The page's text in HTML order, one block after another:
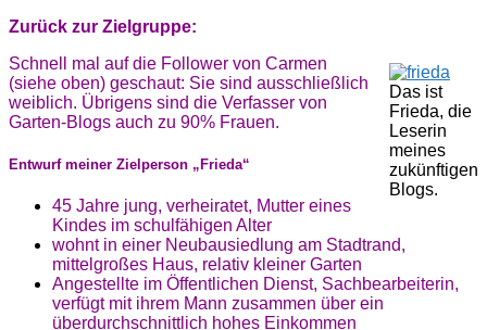
Zurück zur Zielgruppe:
Das ist
Frieda, die
Leserin
meines
zukünftigen
Blogs.
Schnell mal auf die Follower von Carmen
(siehe oben) geschaut: Sie sind ausschließlich
weiblich. Übrigens sind die Verfasser von
Garten-Blogs auch zu 90% Frauen.
Entwurf meiner Zielperson „Frieda“
45 Jahre jung, verheiratet, Mutter eines
Kindes im schulfähigen Alter
wohnt in einer Neubausiedlung am Stadtrand,
mittelgroßes Haus, relativ kleiner Garten
Angestellte im Öffentlichen Dienst, Sachbearbeiterin,
verfügt mit ihrem Mann zusammen über ein
überdurchschnittlich hohes Einkommen